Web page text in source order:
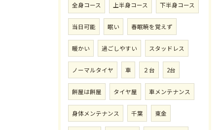
全身コース 上半身コース 下半身コース
当日可能 眠い 春眠暁を覚えず
暖かい 過ごしやすい スタッドレス
ノーマルタイヤ 車 ２台 2台
餅屋は餅屋 タイヤ屋 車メンテナンス
身体メンテナンス 千葉 東金